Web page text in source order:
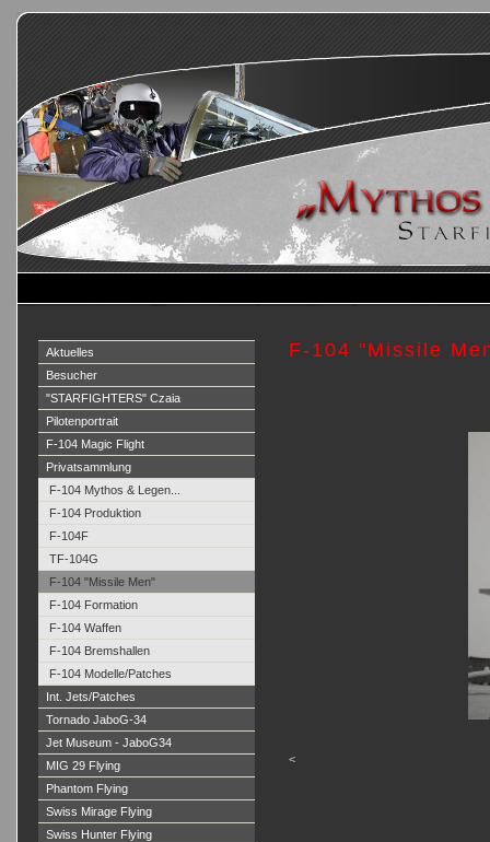
Aktuelles
Besucher
"STARFIGHTERS" Czaia
Pilotenportrait
F-104 Magic Flight
Privatsammlung
F-104 Mythos & Legen...
F-104 Produktion
F-104F
TF-104G
F-104 "Missile Men"
F-104 Formation
F-104 Waffen
F-104 Bremshallen
F-104 Modelle/Patches
Int. Jets/Patches
Tornado JaboG-34
Jet Museum - JaboG34
MIG 29 Flying
Phantom Flying
Swiss Mirage Flying
Swiss Hunter Flying
F-104 "Missile
<